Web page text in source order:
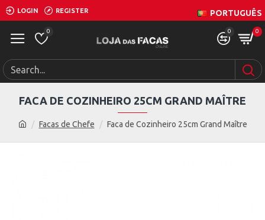
LOGIN REGISTER PORTUGUÊS
0 0 0
Facas de Chefe Faca de Cozinheiro 25cm Grand Maître
FACA DE COZINHEIRO 25CM GRAND MAÎTRE